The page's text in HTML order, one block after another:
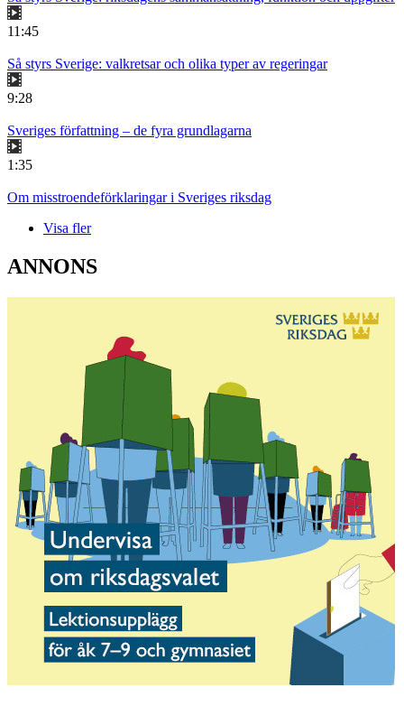
11:45
Så styrs Sverige: valkretsar och olika typer av regeringar
9:28
Sveriges författning – de fyra grundlagarna
1:35
Om misstroendeförklaringar i Sveriges riksdag
Visa fler
ANNONS